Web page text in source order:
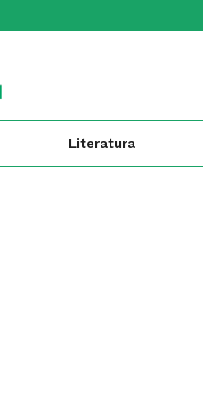
Literatura